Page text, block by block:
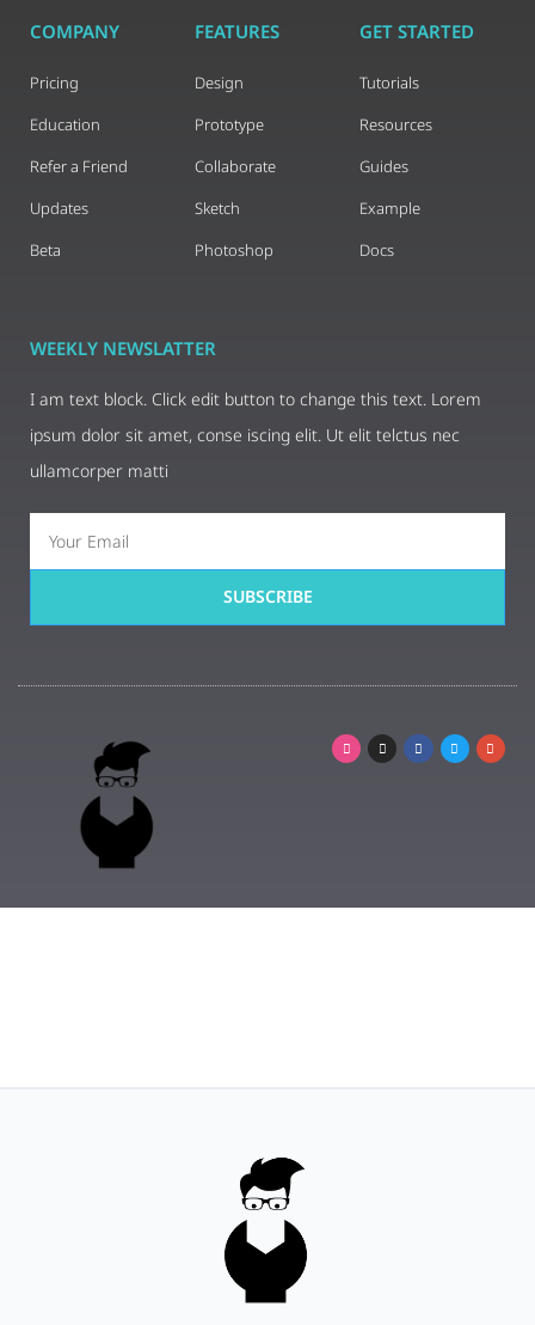
COMPANY
Pricing
Education
Refer a Friend
Updates
Beta
FEATURES
Design
Prototype
Collaborate
Sketch
Photoshop
GET STARTED
Tutorials
Resources
Guides
Example
Docs
WEEKLY NEWSLATTER
I am text block. Click edit button to change this text. Lorem
ipsum dolor sit amet, conse iscing elit. Ut elit telctus nec
ullamcorper matti
SUBSCRIBE